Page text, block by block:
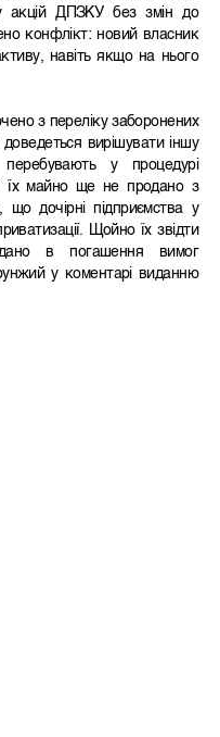
акцій ДПЗКУ без змін до
конфлікт: новий власник
навіть якщо на нього
з переліку заборонених
вирішувати іншу
у процедурі
їх майно ще не продано з
дочірні підприємства у
Щойно їх звідти
в погашення вимог
у коментарі виданню